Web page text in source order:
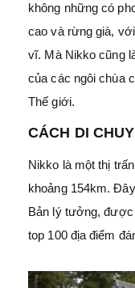
không những có
cao và rừng già,
vĩ. Mà Nikko cũng
của các ngôi chùa
Thế giới.
CÁCH DI
Nikko là một thị
khoảng 154km.
Bản lý tưởng, được
top 100 địa điểm